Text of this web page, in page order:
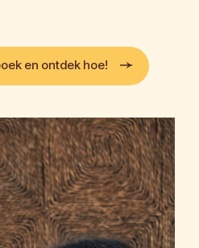
en ontdek hoe!